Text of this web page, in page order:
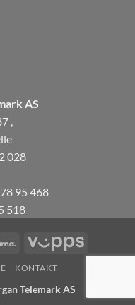
AS
,
028
95 468
518
Klarna Vipps
KONTAKT
Telemark AS